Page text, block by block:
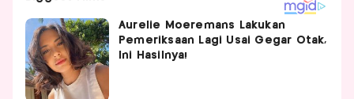
Aurelie Moeremans Lakukan
Pemeriksaan Lagi Usai Gegar Otak,
Ini Hasilnya!